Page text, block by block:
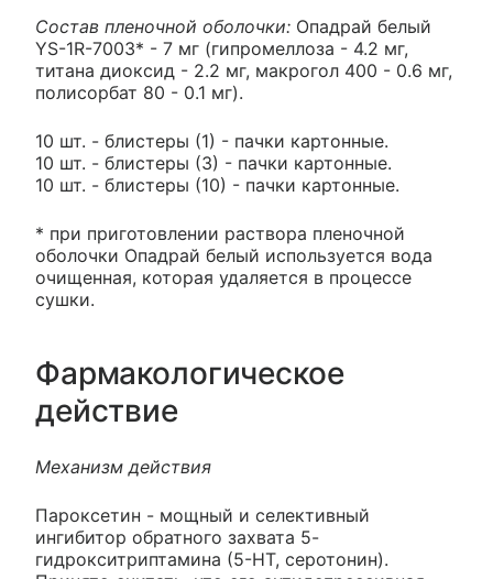
Состав пленочной оболочки: Опадрай белый
YS-1R-7003* - 7 мг (гипромеллоза - 4.2 мг,
титана диоксид - 2.2 мг, макрогол 400 - 0.6 мг,
полисорбат 80 - 0.1 мг).
10 шт. - блистеры (1) - пачки картонные.
10 шт. - блистеры (3) - пачки картонные.
10 шт. - блистеры (10) - пачки картонные.
* при приготовлении раствора пленочной
оболочки Опадрай белый используется вода
очищенная, которая удаляется в процессе
сушки.
Фармакологическое
действие
Механизм действия
Пароксетин - мощный и селективный
ингибитор обратного захвата 5-
гидрокситриптамина (5-НТ, серотонин).